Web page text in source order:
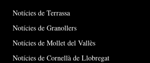
Notícies de Terrassa
Notícies de Granollers
Notícies de Mollet del Vallès
Notícies de Cornellà de Llobregat